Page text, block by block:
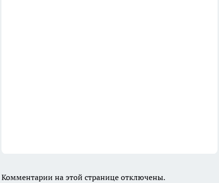
Комментарии на этой странице отключены.